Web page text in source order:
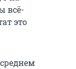
всё-
это